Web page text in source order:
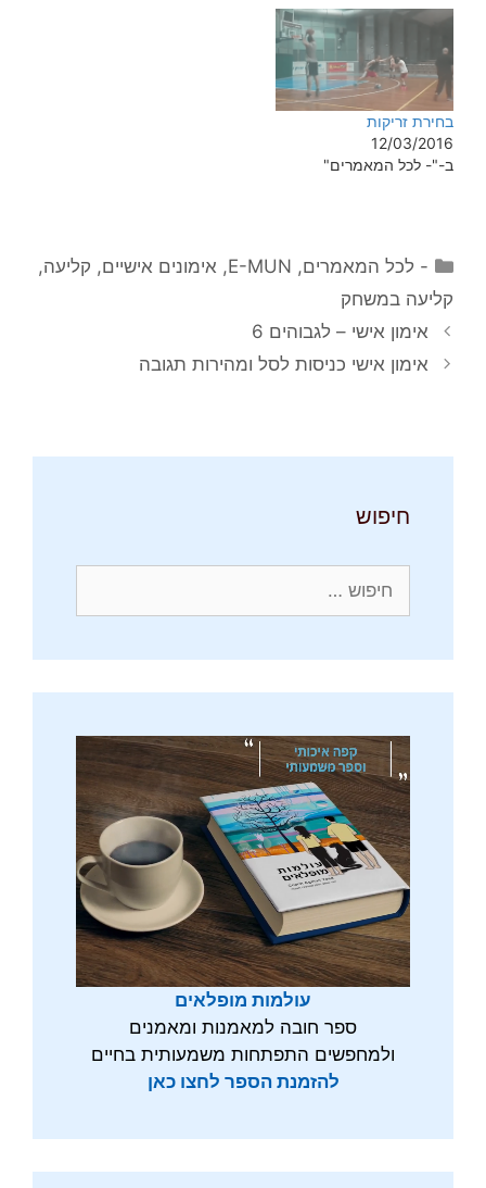
בחירת זריקות
12/03/2016
ב-"- לכל המאמרים"
קטגוריות
- לכל המאמרים,
E-MUN
, אימונים אישיים, קליעה,
קליעה במשחק
אימון אישי – לגבוהים 6
אימון אישי כניסות לסל ומהירות תגובה
חיפוש
עולמות מופלאים
ספר חובה למאמנות ומאמנים
ולמחפשים התפתחות משמעותית בחיים
להזמנת הספר לחצו כאן